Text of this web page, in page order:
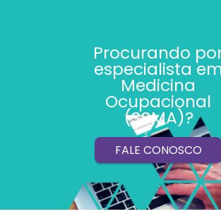
Procurando
especialista
Medicina
Ocupacional
(SSMA)?
FALE CONOSCO